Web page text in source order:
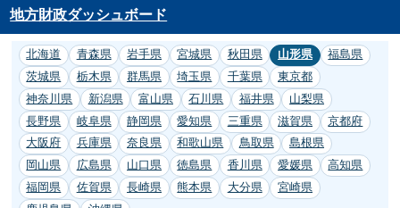
地方財政ダッシュボード
北海道 青森県 岩手県 宮城県 秋田県 山形県
福島県
茨城県
栃木県 群馬県 埼玉県 千葉県
東京都
神奈川県
新潟県 富山県 石川県 福井県
山梨県
長野県
岐阜県 静岡県 愛知県 三重県 滋賀県
京都府
大阪府
兵庫県 奈良県 和歌山県 鳥取県
島根県
岡山県
広島県 山口県 徳島県 香川県 愛媛県
高知県
福岡県
佐賀県 長崎県 熊本県 大分県
宮崎県